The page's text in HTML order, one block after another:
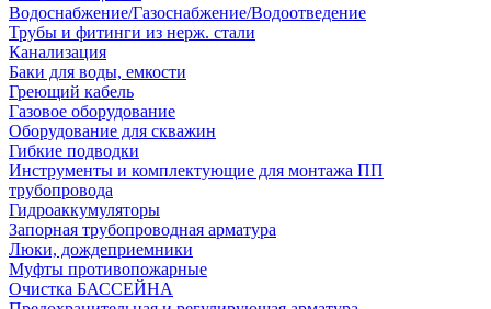
Водоснабжение/Газоснабжение/Водоотведение
Трубы и фитинги из нерж. стали
Канализация
Баки для воды, емкости
Греющий кабель
Газовое оборудование
Оборудование для скважин
Гибкие подводки
Инструменты и комплектующие для монтажа ПП
трубопровода
Гидроаккумуляторы
Запорная трубопроводная арматура
Люки, дождеприемники
Муфты противопожарные
Очистка БАССЕЙНА